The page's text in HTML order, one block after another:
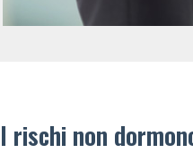
I rischi non